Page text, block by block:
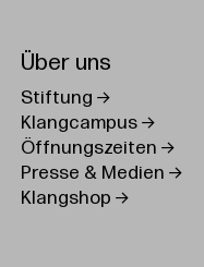
Über uns
Stiftung
Klangcampus
Öffnungszeiten
Presse & Medien
Klangshop